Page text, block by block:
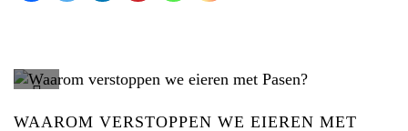
WAAROM VERSTOPPEN WE EIEREN MET